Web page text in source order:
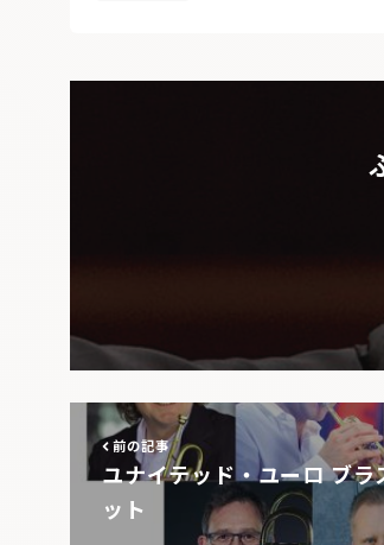
前の記事
ユナイテッド・ユーロ ブラ
ット